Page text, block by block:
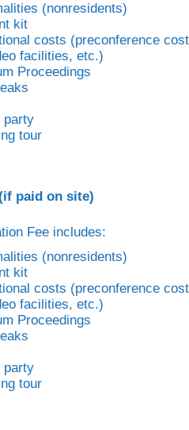
(nonresidents)
kit
costs (preconference
facilities, etc.)
Proceedings
party
tour
paid on site)
Fee includes:
(nonresidents)
kit
costs (preconference
facilities, etc.)
Proceedings
party
tour